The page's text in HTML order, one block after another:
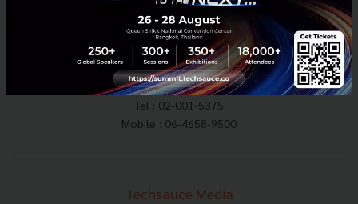
E-mail :contact@techsauce.co
Tel : 02-001-5375
Mobile : 06-4658-9500
Techsauce Media